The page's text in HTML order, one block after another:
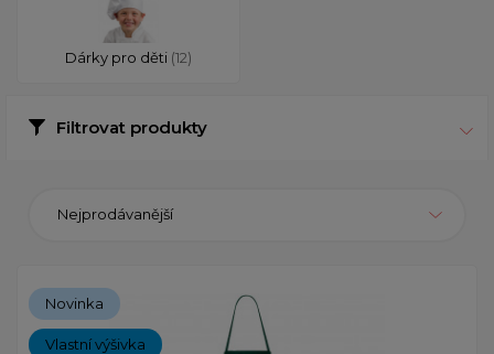
Dárky pro děti (12)
Filtrovat produkty
Nejprodávanější
Novinka
Vlastní výšivka